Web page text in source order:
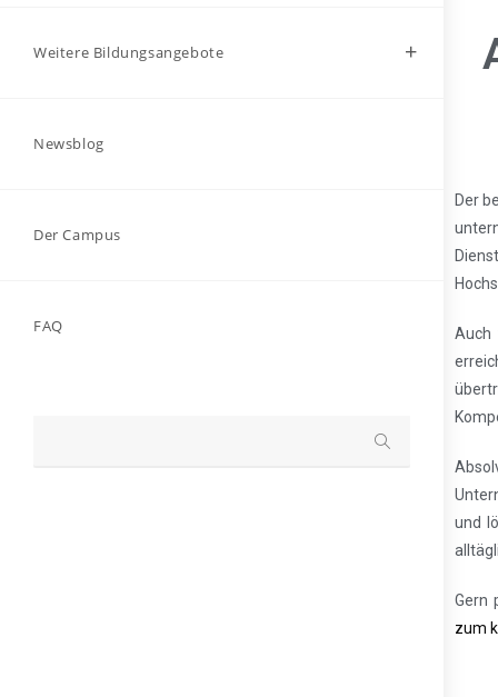
Weitere Bildungsangebote
Newsblog
Der Campus
FAQ
Der
Auch
und
Gern
zum